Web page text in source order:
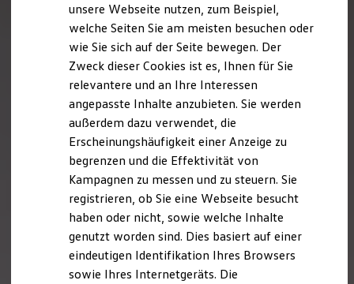
Nachhaltigkeit
Technologie
Kosten und Kauf
Kaufoptionen
E-Auto-Förderung
Software und Konnektivität
Die ID. Software 6
ID. Software Versionen und Updates
Digitale Extras
Schnittstellen zu Ihrem ID.
Hybridautos
Marke und Erlebnis
Volkswagen R und R Experience
R-Modelle
R Experience
Driving Experience
Volkswagen entdecken
Werkbesichtigung
unsere Webseite nutzen, zum Beispiel,
welche Seiten Sie am meisten besuchen oder
wie Sie sich auf der Seite bewegen. Der
Zweck dieser Cookies ist es, Ihnen für Sie
relevantere und an Ihre Interessen
angepasste Inhalte anzubieten. Sie werden
außerdem dazu verwendet, die
Erscheinungshäufigkeit einer Anzeige zu
begrenzen und die Effektivität von
Kampagnen zu messen und zu steuern. Sie
registrieren, ob Sie eine Webseite besucht
haben oder nicht, sowie welche Inhalte
genutzt worden sind. Dies basiert auf einer
eindeutigen Identifikation Ihres Browsers
sowie Ihres Internetgeräts. Die